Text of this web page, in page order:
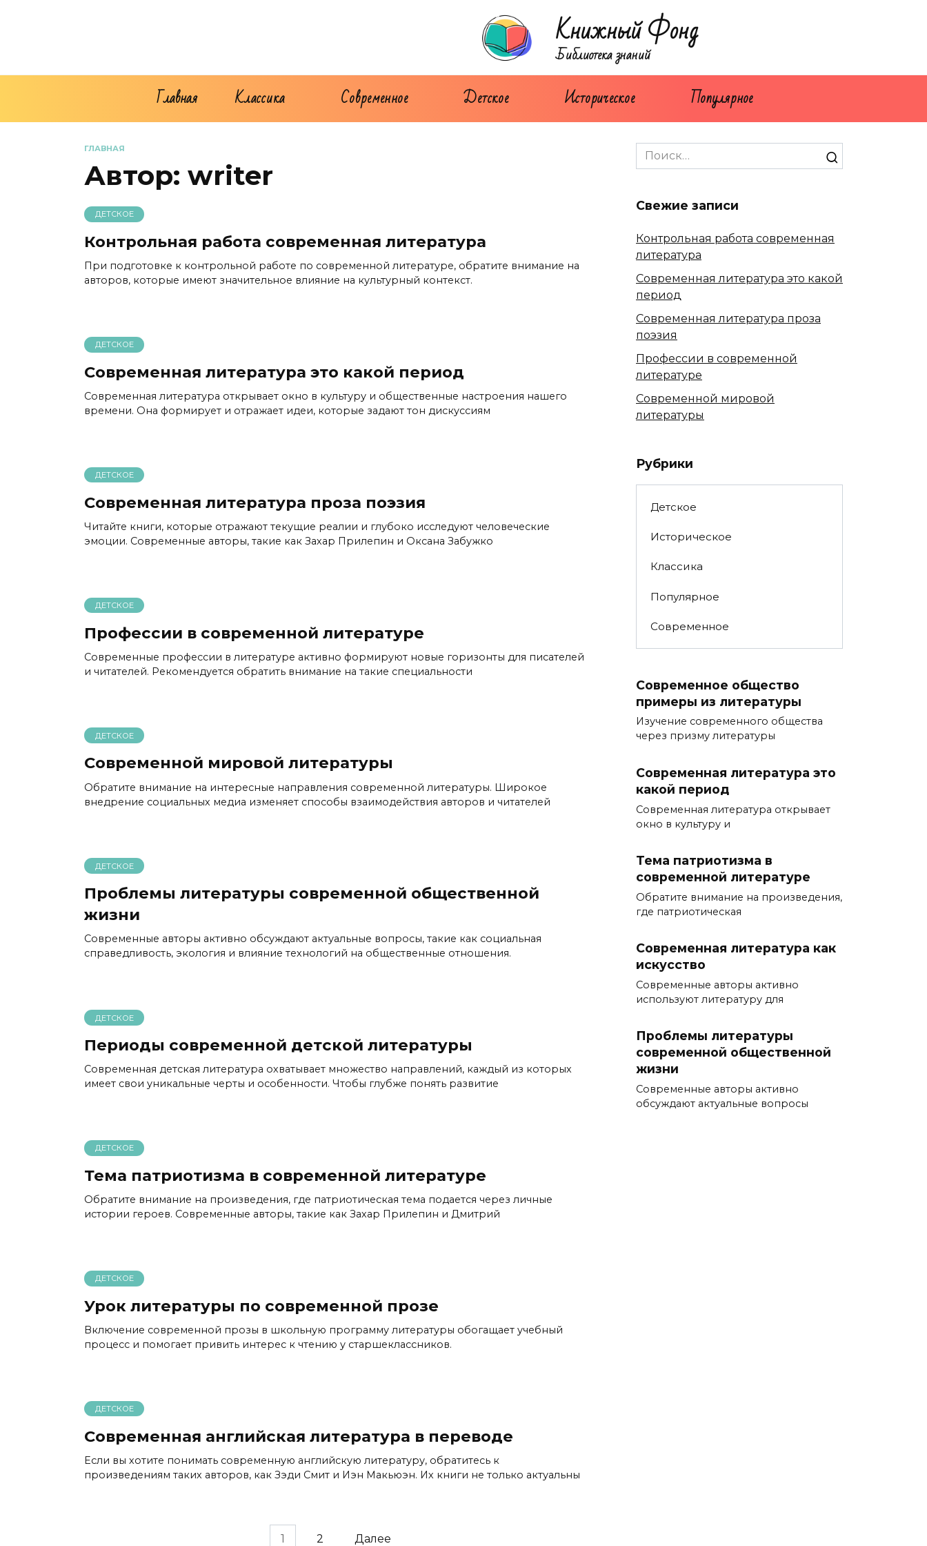
Книжный Фонд
Библиотека знаний
Главная Классика Современное Детское Историческое Популярное
ГЛАВНАЯ
Автор: writer
ДЕТСКОЕ
Контрольная работа современная литература
При подготовке к контрольной работе по современной литературе, обратите внимание на
авторов, которые имеют значительное влияние на культурный контекст.
ДЕТСКОЕ
Современная литература это какой период
Современная литература открывает окно в культуру и общественные настроения нашего
времени. Она формирует и отражает идеи, которые задают тон дискуссиям
ДЕТСКОЕ
Современная литература проза поэзия
Читайте книги, которые отражают текущие реалии и глубоко исследуют человеческие
эмоции. Современные авторы, такие как Захар Прилепин и Оксана Забужко
ДЕТСКОЕ
Профессии в современной литературе
Современные профессии в литературе активно формируют новые горизонты для писателей
и читателей. Рекомендуется обратить внимание на такие специальности
ДЕТСКОЕ
Современной мировой литературы
Обратите внимание на интересные направления современной литературы. Широкое
внедрение социальных медиа изменяет способы взаимодействия авторов и читателей
ДЕТСКОЕ
Проблемы литературы современной общественной
жизни
Современные авторы активно обсуждают актуальные вопросы, такие как социальная
справедливость, экология и влияние технологий на общественные отношения.
ДЕТСКОЕ
Периоды современной детской литературы
Современная детская литература охватывает множество направлений, каждый из которых
имеет свои уникальные черты и особенности. Чтобы глубже понять развитие
ДЕТСКОЕ
Тема патриотизма в современной литературе
Обратите внимание на произведения, где патриотическая тема подается через личные
истории героев. Современные авторы, такие как Захар Прилепин и Дмитрий
ДЕТСКОЕ
Урок литературы по современной прозе
Включение современной прозы в школьную программу литературы обогащает учебный
процесс и помогает привить интерес к чтению у старшеклассников.
ДЕТСКОЕ
Современная английская литература в переводе
Если вы хотите понимать современную английскую литературу, обратитесь к
произведениям таких авторов, как Зэди Смит и Иэн Макьюэн. Их книги не только актуальны
1 2 Далее
Search
for:
Свежие записи
Контрольная работа современная
литература
Современная литература это какой
период
Современная литература проза
поэзия
Профессии в современной
литературе
Современной мировой
литературы
Рубрики
Детское
Историческое
Классика
Популярное
Современное
Современное общество
примеры из литературы
Изучение современного общества
через призму литературы
Современная литература это
какой период
Современная литература открывает
окно в культуру и
Тема патриотизма в
современной литературе
Обратите внимание на произведения,
где патриотическая
Современная литература как
искусство
Современные авторы активно
используют литературу для
Проблемы литературы
современной общественной
жизни
Современные авторы активно
обсуждают актуальные вопросы